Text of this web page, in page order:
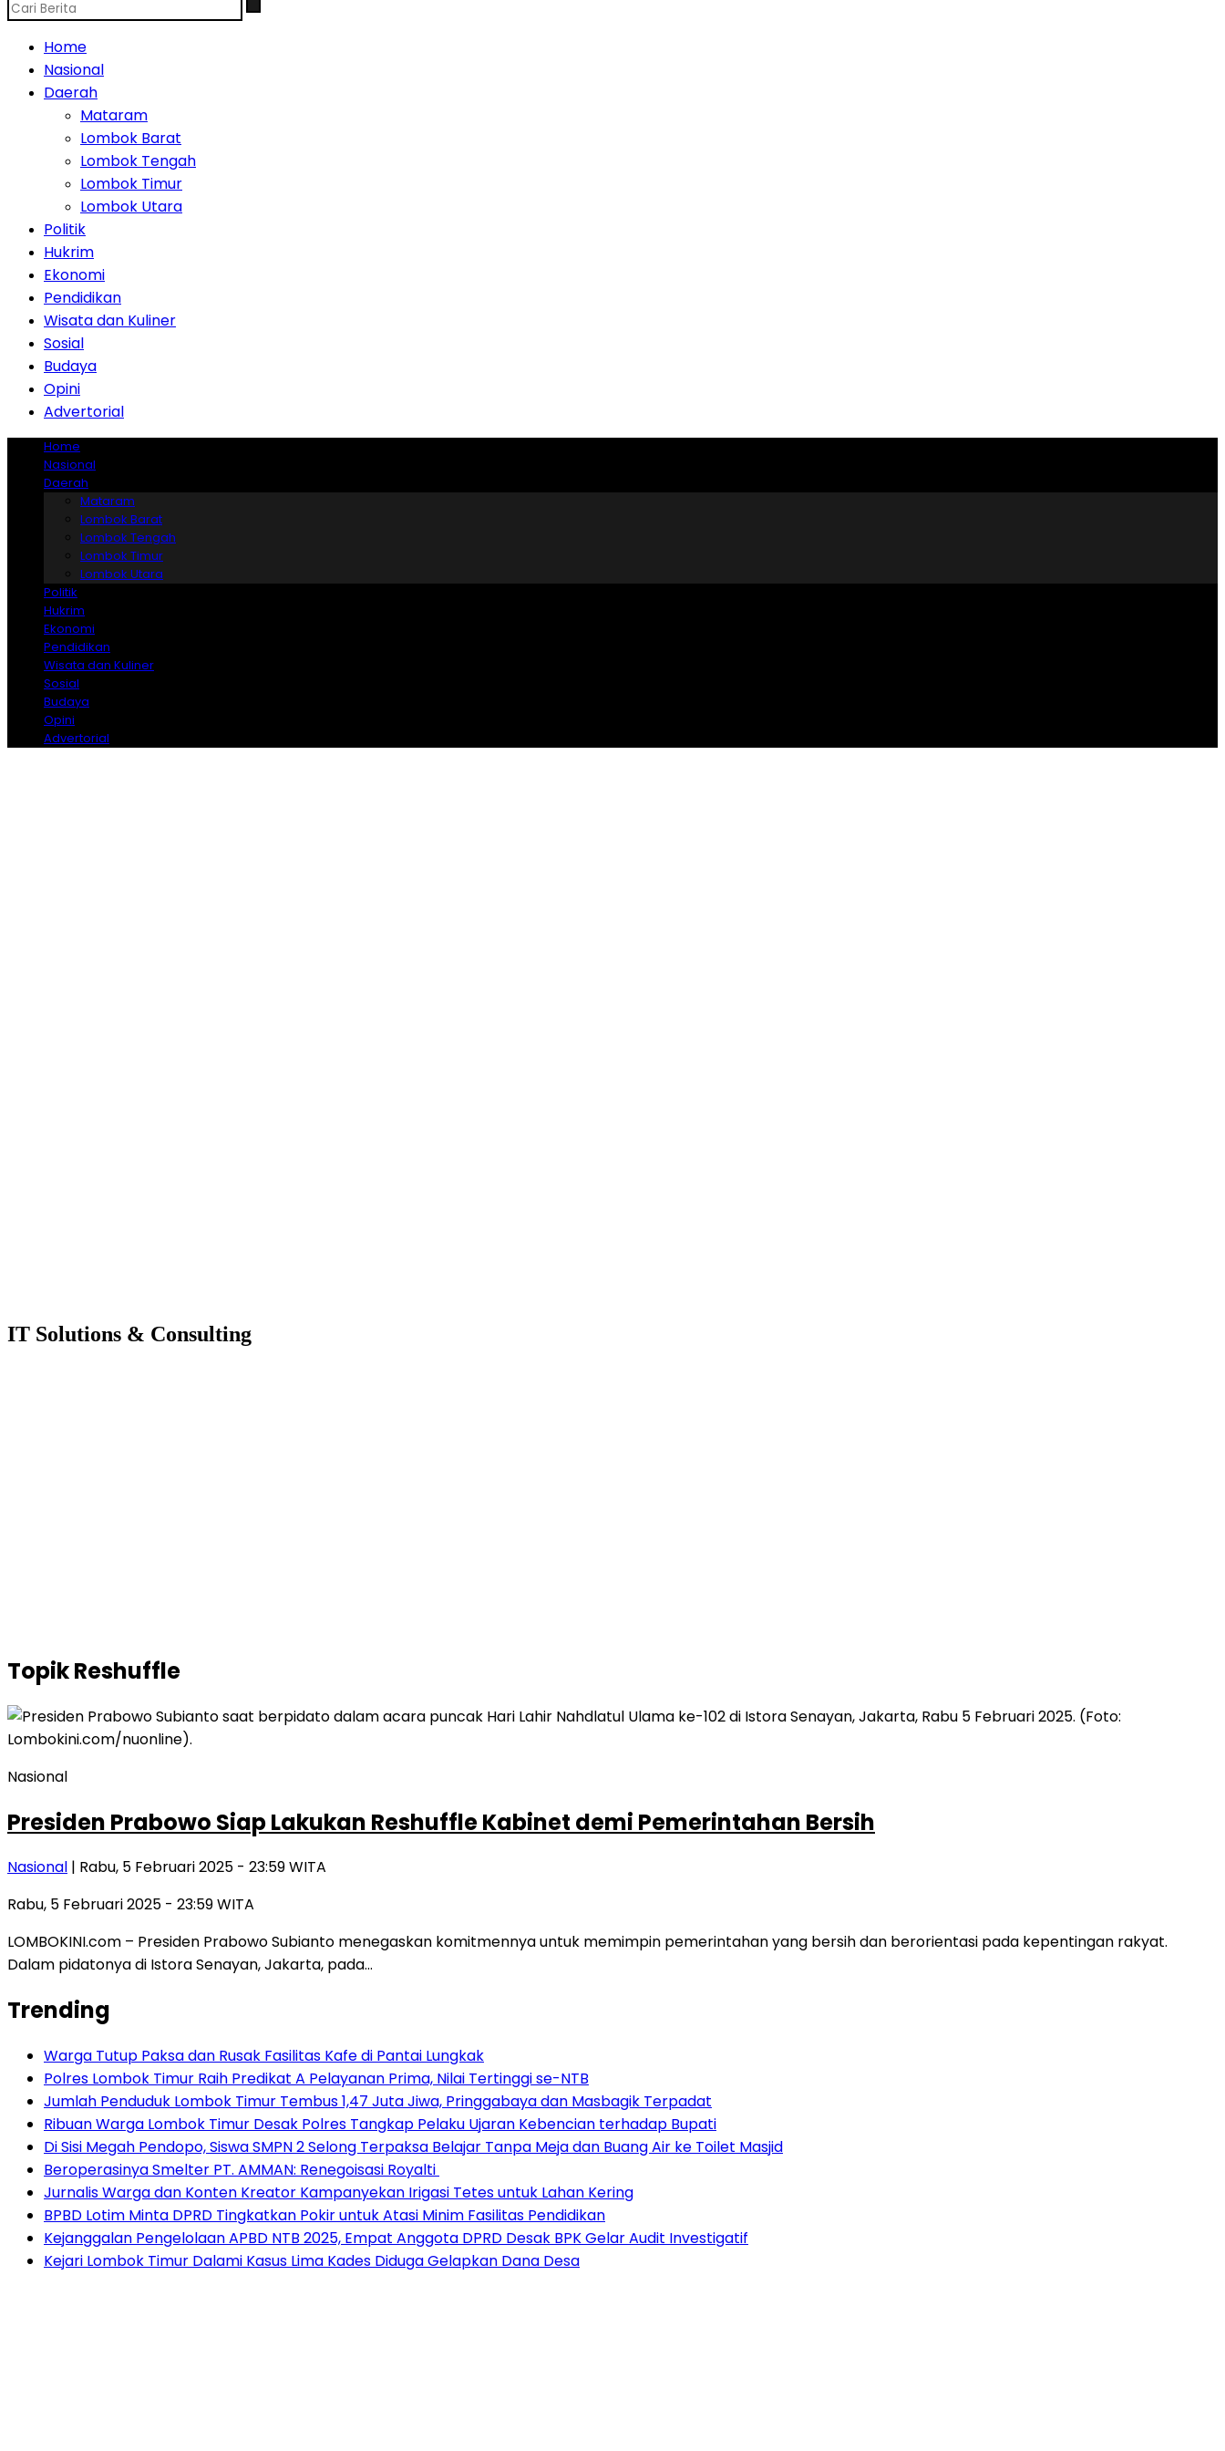
Home
Nasional
Daerah
Mataram
Lombok Barat
Lombok Tengah
Lombok Timur
Lombok Utara
Politik
Hukrim
Ekonomi
Pendidikan
Wisata dan Kuliner
Sosial
Budaya
Opini
Advertorial
Home
Nasional
Daerah
Mataram
Lombok Barat
Lombok Tengah
Lombok Timur
Lombok Utara
Politik
Hukrim
Ekonomi
Pendidikan
Wisata dan Kuliner
Sosial
Budaya
Opini
Advertorial
IT Solutions & Consulting
TopikReshuffle
Nasional
Presiden Prabowo Siap Lakukan Reshuffle Kabinet demi Pemerintahan Bersih
Nasional | Rabu, 5 Februari 2025 - 23:59 WITA
Rabu, 5 Februari 2025 - 23:59 WITA
LOMBOKINI.com – Presiden Prabowo Subianto menegaskan komitmennya untuk memimpin pemerintahan yang bersih dan berorientasi pada kepentingan rakyat.
Dalam pidatonya di Istora Senayan, Jakarta, pada…
Trending
Warga Tutup Paksa dan Rusak Fasilitas Kafe di Pantai Lungkak
Polres Lombok Timur Raih Predikat A Pelayanan Prima, Nilai Tertinggi se-NTB
Jumlah Penduduk Lombok Timur Tembus 1,47 Juta Jiwa, Pringgabaya dan Masbagik Terpadat
Ribuan Warga Lombok Timur Desak Polres Tangkap Pelaku Ujaran Kebencian terhadap Bupati
Di Sisi Megah Pendopo, Siswa SMPN 2 Selong Terpaksa Belajar Tanpa Meja dan Buang Air ke Toilet Masjid
Beroperasinya Smelter PT. AMMAN: Renegoisasi Royalti
Jurnalis Warga dan Konten Kreator Kampanyekan Irigasi Tetes untuk Lahan Kering
BPBD Lotim Minta DPRD Tingkatkan Pokir untuk Atasi Minim Fasilitas Pendidikan
Kejanggalan Pengelolaan APBD NTB 2025, Empat Anggota DPRD Desak BPK Gelar Audit Investigatif
Kejari Lombok Timur Dalami Kasus Lima Kades Diduga Gelapkan Dana Desa